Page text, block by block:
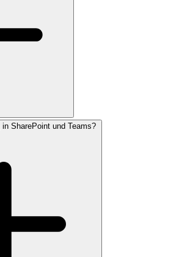
SharePoint und Teams?